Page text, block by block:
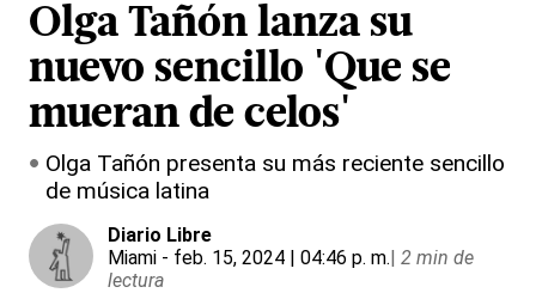
Olga Tañón lanza su
nuevo sencillo 'Que se
mueran de celos'
Olga Tañón presenta su más reciente sencillo
de música latina
Diario Libre
Miami - feb. 15, 2024 | 04:46 p. m.| 2 min de
lectura